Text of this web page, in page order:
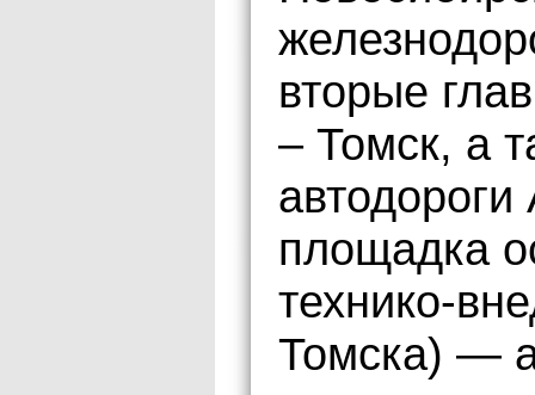
вторые
– Томск, а
площадка
технико-
Томска) —